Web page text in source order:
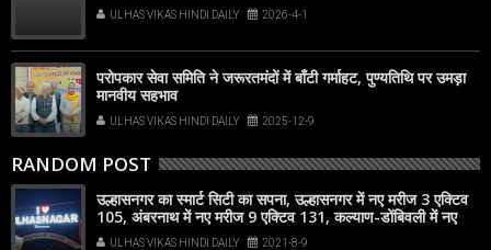
ULHAS VIKAS HINDI DAILY 2026-4-1
परोपकार सेवा समिति ने जरूरतमंदों में बाँटी गर्माहट, पुण्यतिथि पर उमड़ा
मानवीय सहभाव
ULHAS VIKAS HINDI DAILY 2025-12-9
RANDOM POST
उल्हासनगर का स्मार्ट सिटी का सपना, उल्हासनगर में नए मरीज 3 एक्टिव
105, अंबरनाथ में नए मरीज 9 एक्टिव 131, कल्याण-डोंबिवली में नए
मरीज 29
ULHAS VIKAS HINDI DAILY 2021-8-9